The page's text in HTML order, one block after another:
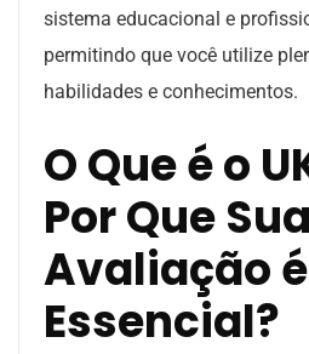
sistema educacional e
permitindo que você utilize
habilidades e conhecimentos.
O Que é o
Por Que Sua
Avaliação é
Essencial?